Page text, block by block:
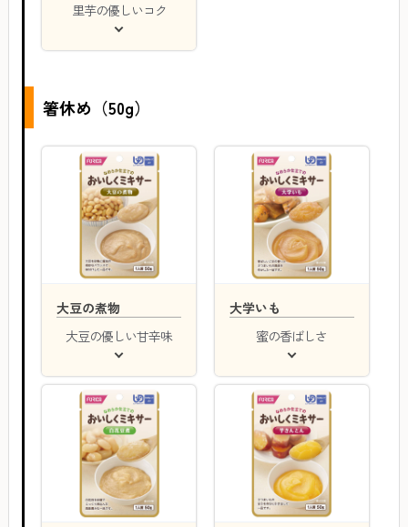
里芋の優しいコク
箸休め（50g）
大豆の煮物
大豆の優しい甘辛味
大学いも
蜜の香ばしさ